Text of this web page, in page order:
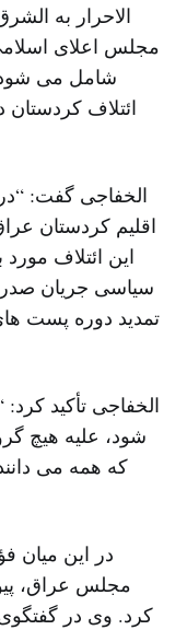
الاحرار به
مجلس اعلای
شامل می
ائتلاف
الخفاجی گفت:
اقلیم کردستان
این ائتلاف
سیاسی جریان صدر
تمدید دوره پست
الخفاجی تأکید
شود، علیه هیچ
که همه می
در این میان
مجلس عراق،
کرد. وی در